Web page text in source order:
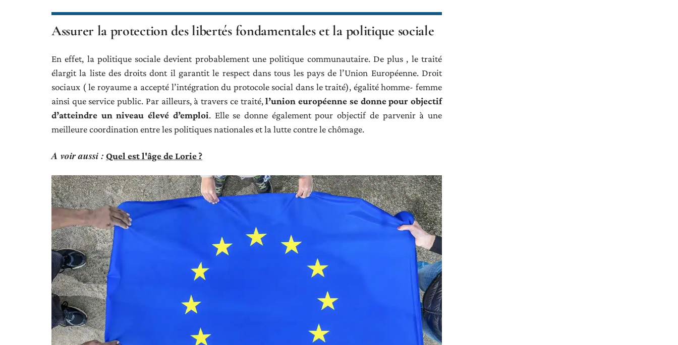
Assurer la protection des libertés fondamentales et la politique sociale
En effet, la politique sociale devient probablement une politique communautaire. De plus , le traité
élargit la liste des droits dont il garantit le respect dans tous les pays de l’Union Européenne. Droit
sociaux ( le royaume a accepté l’intégration du protocole social dans le traité), égalité homme- femme
ainsi que service public. Par ailleurs, à travers ce traité,l’union européenne se donne pour objectif
d’atteindre un niveau élevé d’emploi. Elle se donne également pour objectif de parvenir à une
meilleure coordination entre les politiques nationales et la lutte contre le chômage.
A voir aussi : Quel est l'âge de Lorie ?